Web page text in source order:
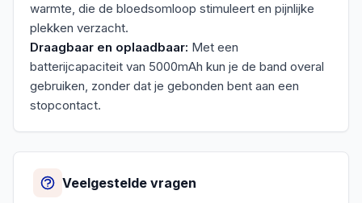
warmte, die de bloedsomloop stimuleert en pijnlijke
plekken verzacht.
Draagbaar en oplaadbaar: Met een
batterijcapaciteit van 5000mAh kun je de band overal
gebruiken, zonder dat je gebonden bent aan een
stopcontact.
Veelgestelde vragen